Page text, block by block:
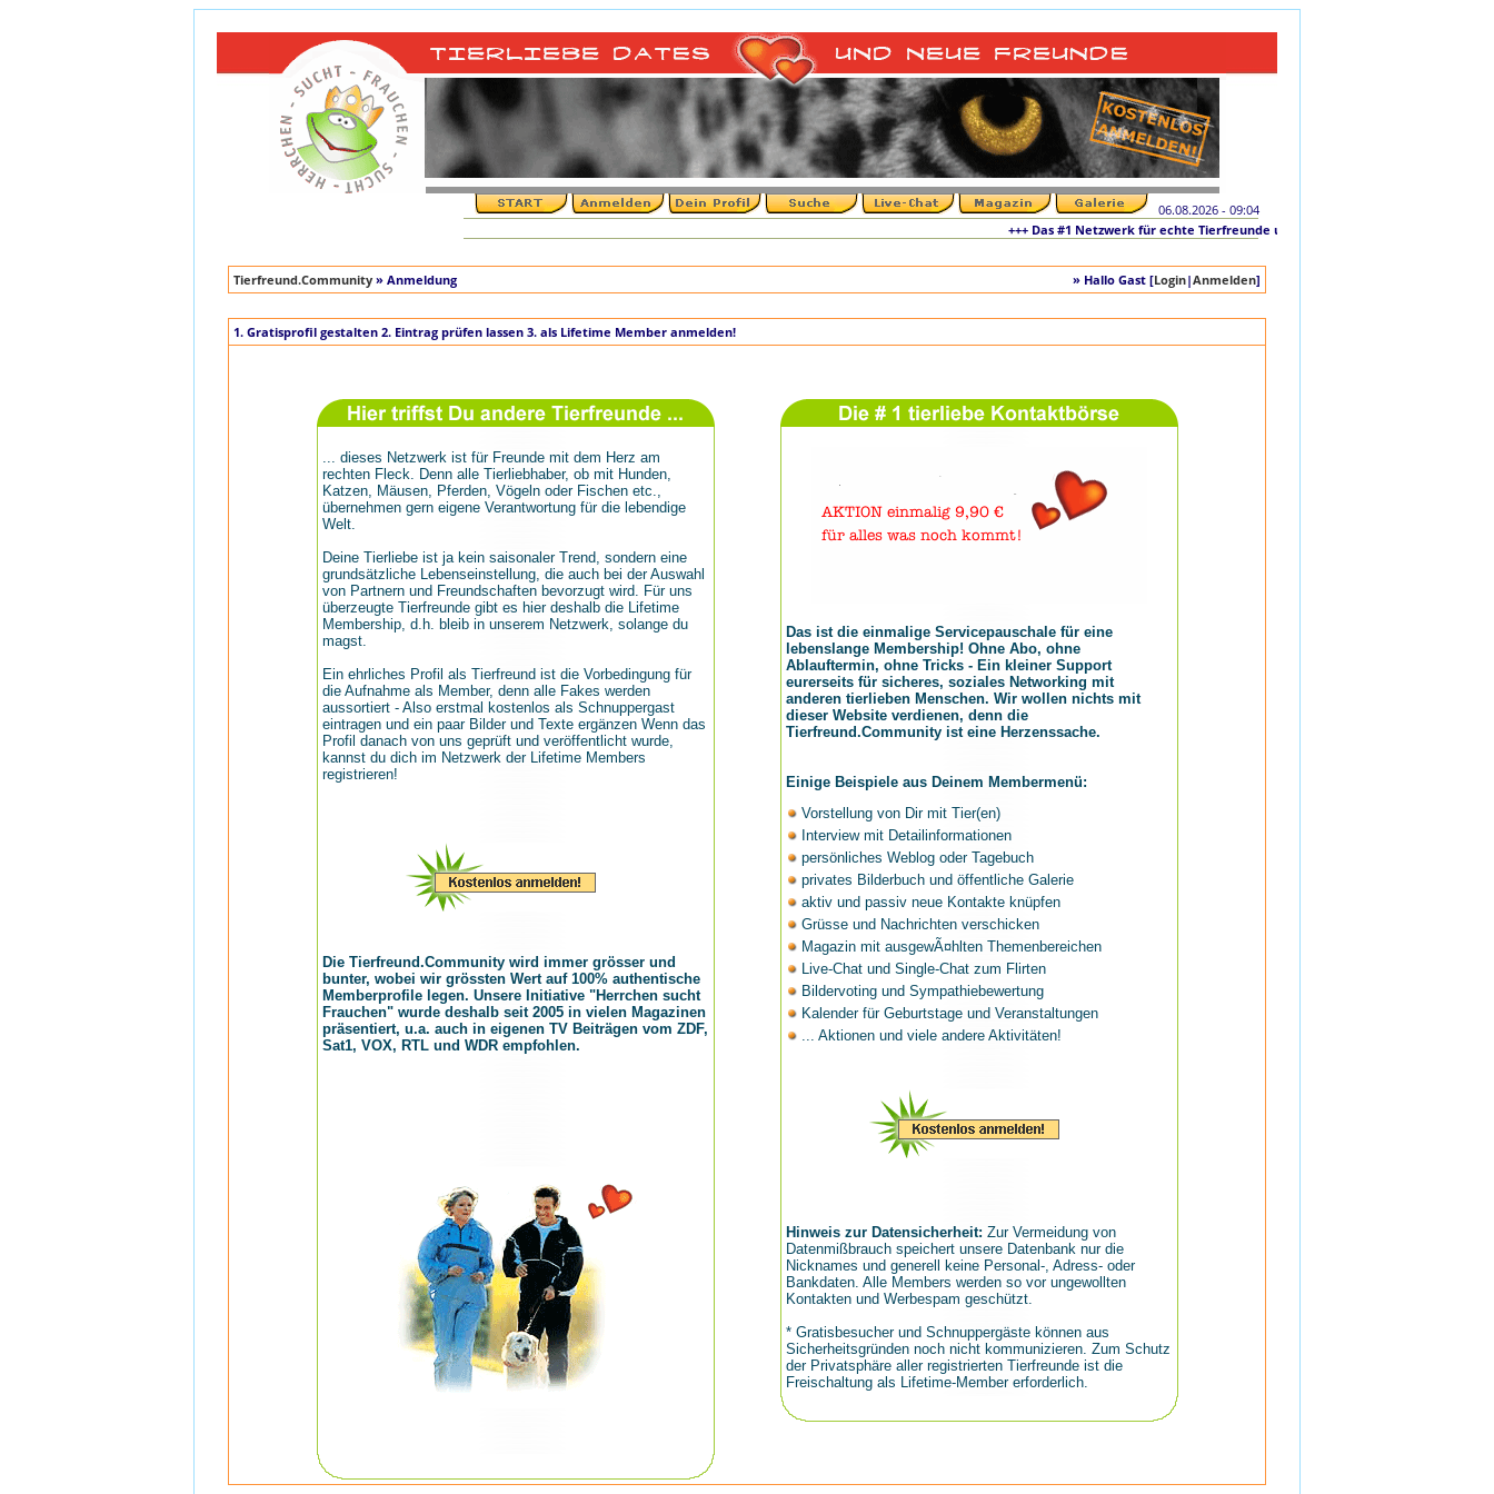
06.08.2026 - 09:04
+++ Das #1 Netzwerk für echte Tierfreunde und tierliebe Singles +++ Die
Tierfreund.Community » Anmeldung » Hallo Gast [Login|Anmelden]
1. Gratisprofil gestalten 2. Eintrag prüfen lassen 3. als Lifetime Member anmelden!
... dieses Netzwerk ist für Freunde mit dem Herz am
rechten Fleck. Denn alle Tierliebhaber, ob mit Hunden,
Katzen, Mäusen, Pferden, Vögeln oder Fischen etc.,
übernehmen gern eigene Verantwortung für die lebendige
Welt.
Deine Tierliebe ist ja kein saisonaler Trend, sondern eine
grundsätzliche Lebenseinstellung, die auch bei der Auswahl
von Partnern und Freundschaften bevorzugt wird. Für uns
überzeugte Tierfreunde gibt es hier deshalb die Lifetime
Membership, d.h. bleib in unserem Netzwerk, solange du
magst.
Ein ehrliches Profil als Tierfreund ist die Vorbedingung für
die Aufnahme als Member, denn alle Fakes werden
aussortiert - Also erstmal kostenlos als Schnuppergast
eintragen und ein paar Bilder und Texte ergänzen Wenn das
Profil danach von uns geprüft und veröffentlicht wurde,
kannst du dich im Netzwerk der Lifetime Members
registrieren!
Die Tierfreund.Community wird immer grösser und
bunter, wobei wir grössten Wert auf 100% authentische
Memberprofile legen. Unsere Initiative "Herrchen sucht
Frauchen" wurde deshalb seit 2005 in vielen Magazinen
präsentiert, u.a. auch in eigenen TV Beiträgen vom ZDF,
Sat1, VOX, RTL und WDR empfohlen.
Das ist die einmalige Servicepauschale für eine
lebenslange Membership! Ohne Abo, ohne
Ablauftermin, ohne Tricks - Ein kleiner Support
eurerseits für sicheres, soziales Networking mit
anderen tierlieben Menschen. Wir wollen nichts mit
dieser Website verdienen, denn die
Tierfreund.Community ist eine Herzenssache.
Einige Beispiele aus Deinem Membermenü:
Vorstellung von Dir mit Tier(en)
Interview mit Detailinformationen
persönliches Weblog oder Tagebuch
privates Bilderbuch und öffentliche Galerie
aktiv und passiv neue Kontakte knüpfen
Grüsse und Nachrichten verschicken
Magazin mit ausgewÃ¤hlten Themenbereichen
Live-Chat und Single-Chat zum Flirten
Bildervoting und Sympathiebewertung
Kalender für Geburtstage und Veranstaltungen
... Aktionen und viele andere Aktivitäten!
Hinweis zur Datensicherheit: Zur Vermeidung von
Datenmißbrauch speichert unsere Datenbank nur die
Nicknames und generell keine Personal-, Adress- oder
Bankdaten. Alle Members werden so vor ungewollten
Kontakten und Werbespam geschützt.
* Gratisbesucher und Schnuppergäste können aus
Sicherheitsgründen noch nicht kommunizieren. Zum Schutz
der Privatsphäre aller registrierten Tierfreunde ist die
Freischaltung als Lifetime-Member erforderlich.